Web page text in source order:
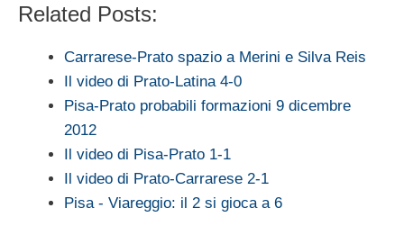
Related Posts:
Carrarese-Prato spazio a Merini e Silva Reis
Il video di Prato-Latina 4-0
Pisa-Prato probabili formazioni 9 dicembre
2012
Il video di Pisa-Prato 1-1
Il video di Prato-Carrarese 2-1
Pisa - Viareggio: il 2 si gioca a 6